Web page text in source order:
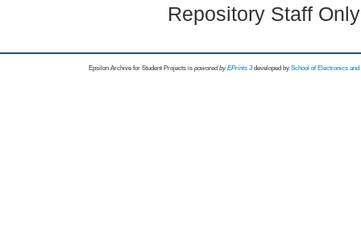
Repository Staff
Epsilon Archive for Student Projects is powored byEPrints 3 developed by School of Electronics